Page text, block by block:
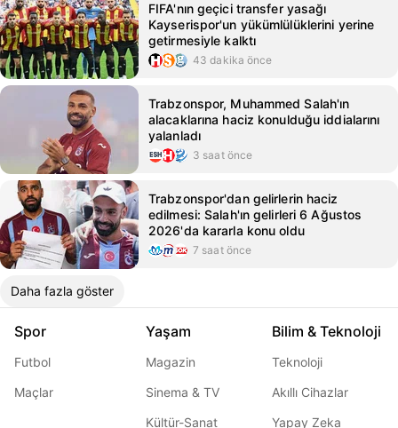
FIFA'nın geçici transfer yasağı
Kayserispor'un yükümlülüklerini yerine
getirmesiyle kalktı
43 dakika önce
Trabzonspor, Muhammed Salah'ın
alacaklarına haciz konulduğu iddialarını
yalanladı
3 saat önce
Trabzonspor'dan gelirlerin haciz
edilmesi: Salah'ın gelirleri 6 Ağustos
2026'da kararla konu oldu
7 saat önce
Daha fazla göster
Spor
Futbol
Maçlar
Yaşam
Magazin
Sinema & TV
Kültür-Sanat
Bilim & Teknoloji
Teknoloji
Akıllı Cihazlar
Yapay Zeka